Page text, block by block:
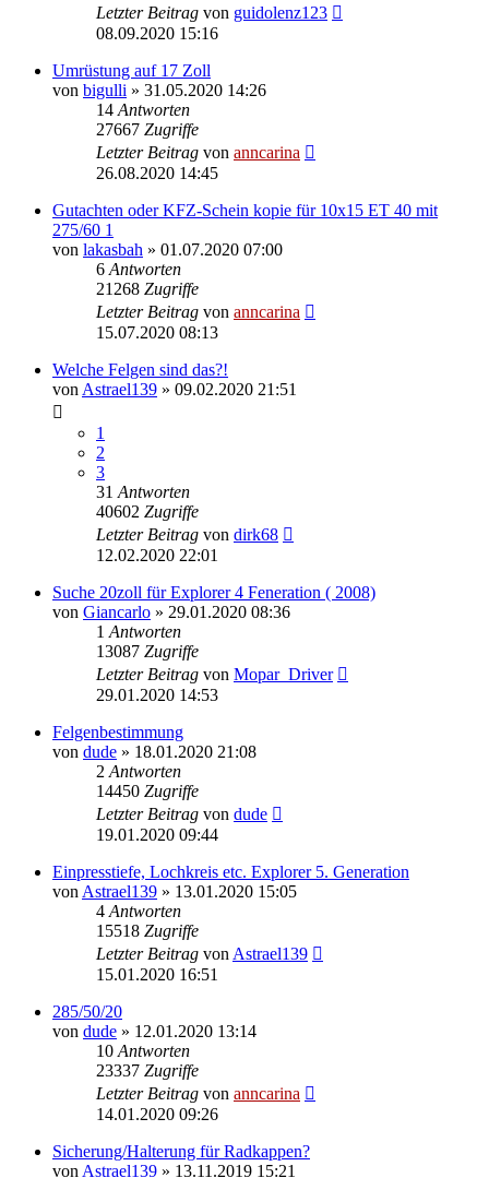
Letzter Beitrag von guidolenz123
08.09.2020 15:16
Umrüstung auf 17 Zoll
von bigulli » 31.05.2020 14:26
14 Antworten
27667 Zugriffe
Letzter Beitrag von anncarina
26.08.2020 14:45
Gutachten oder KFZ-Schein kopie für 10x15 ET 40 mit
275/60 1
von lakasbah » 01.07.2020 07:00
6 Antworten
21268 Zugriffe
Letzter Beitrag von anncarina
15.07.2020 08:13
Welche Felgen sind das?!
von Astrael139 » 09.02.2020 21:51
1
2
3
31 Antworten
40602 Zugriffe
Letzter Beitrag von dirk68
12.02.2020 22:01
Suche 20zoll für Explorer 4 Feneration ( 2008)
von Giancarlo » 29.01.2020 08:36
1 Antworten
13087 Zugriffe
Letzter Beitrag von Mopar_Driver
29.01.2020 14:53
Felgenbestimmung
von dude » 18.01.2020 21:08
2 Antworten
14450 Zugriffe
Letzter Beitrag von dude
19.01.2020 09:44
Einpresstiefe, Lochkreis etc. Explorer 5. Generation
von Astrael139 » 13.01.2020 15:05
4 Antworten
15518 Zugriffe
Letzter Beitrag von Astrael139
15.01.2020 16:51
285/50/20
von dude » 12.01.2020 13:14
10 Antworten
23337 Zugriffe
Letzter Beitrag von anncarina
14.01.2020 09:26
Sicherung/Halterung für Radkappen?
von Astrael139 » 13.11.2019 15:21